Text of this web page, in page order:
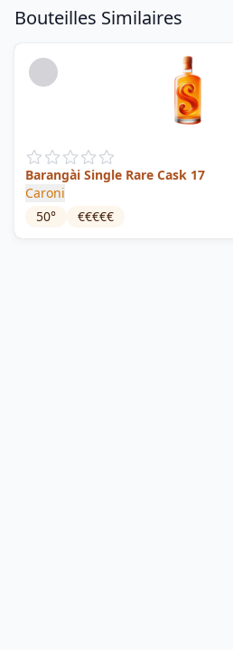
Bouteilles Similaires
Barangài Single Rare Cask 17
Caroni
50° €€€€€